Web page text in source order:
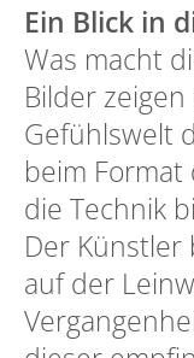
Ein Blick in
Was macht
Bilder
Gefühlswelt
beim
die Technik
Der Künstler
auf der